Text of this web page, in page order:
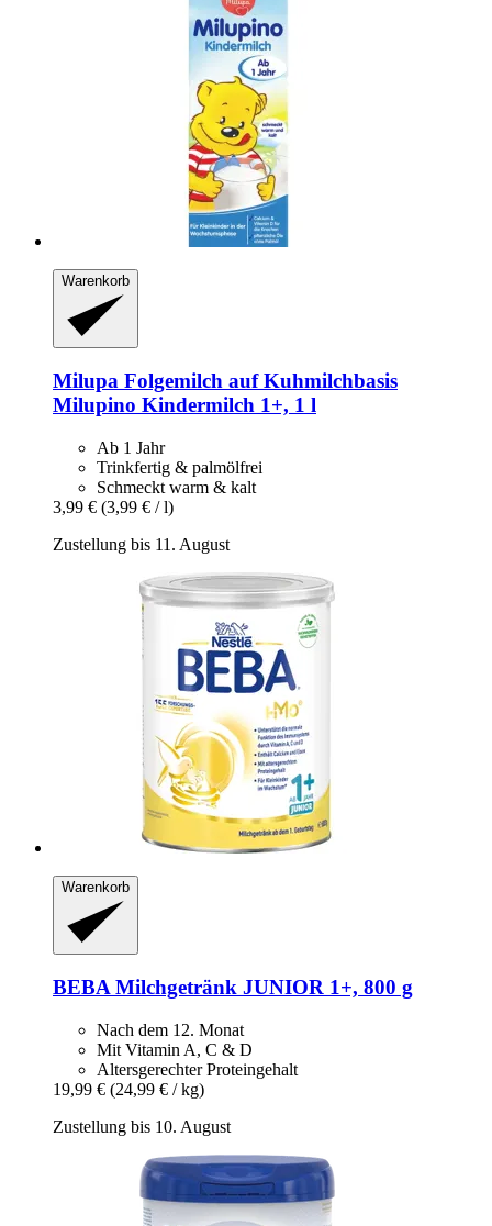
Warenkorb
Milupa Folgemilch auf Kuhmilchbasis
Milupino Kindermilch 1+, 1 l
Ab 1 Jahr
Trinkfertig & palmölfrei
Schmeckt warm & kalt
3,99 € (3,99 € / l)
Zustellung bis 11. August
Warenkorb
BEBA Milchgetränk JUNIOR 1+, 800 g
Nach dem 12. Monat
Mit Vitamin A, C & D
Altersgerechter Proteingehalt
19,99 € (24,99 € / kg)
Zustellung bis 10. August